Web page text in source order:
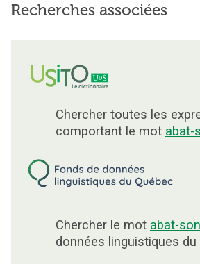
Recherches associées
Chercher toutes les
comportant le mot abat-
Chercher le mot abat-son
données linguistiques du